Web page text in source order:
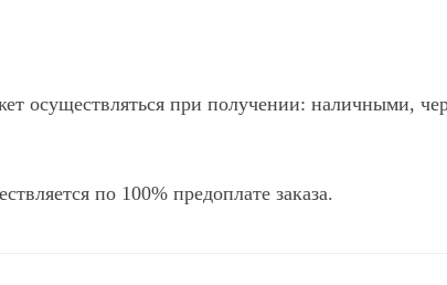
осуществляться при получении: наличными,
по 100% предоплате заказа.